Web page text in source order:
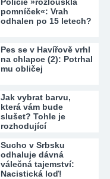
pomníček«: Vrah
odhalen po 15 letech?
Pes se v Havířově vrhl
na chlapce (2): Potrhal
mu obličej
Jak vybrat barvu,
která vám bude
slušet? Tohle je
rozhodující
Sucho v Srbsku
odhaluje dávná
válečná tajemství:
Nacistická loď!